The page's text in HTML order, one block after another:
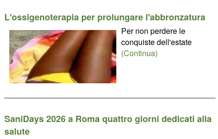
L'ossigenoterapia per prolungare l'abbronzatura
Per non perdere le
conquiste dell'estate
(Continua)
SaniDays 2026 a Roma quattro giorni dedicati alla
salute